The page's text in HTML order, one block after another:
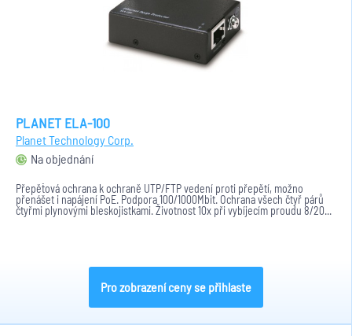
PLANET ELA-100
Planet Technology Corp.
Na objednání
Přepěťová ochrana k ochraně UTP/FTP vedení proti přepětí, možno
přenášet i napájení PoE. Podpora 100/1000Mbit. Ochrana všech čtyř párů
čtyřmi plynovými bleskojistkami. Životnost 10x při vybíjecím proudu 8/20...
Pro zobrazení ceny se přihlaste